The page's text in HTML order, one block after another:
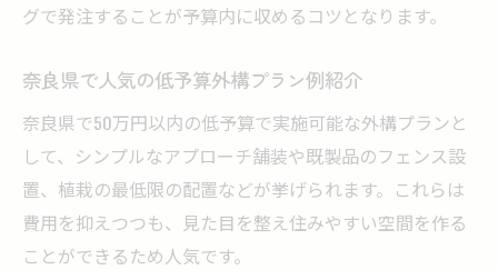
グで発注することが予算内に収めるコツとなります。
奈良県で人気の低予算外構プラン例紹介
奈良県で50万円以内の低予算で実施可能な外構プランと
して、シンプルなアプローチ舗装や既製品のフェンス設
置、植栽の最低限の配置などが挙げられます。これらは
費用を抑えつつも、見た目を整え住みやすい空間を作る
ことができるため人気です。